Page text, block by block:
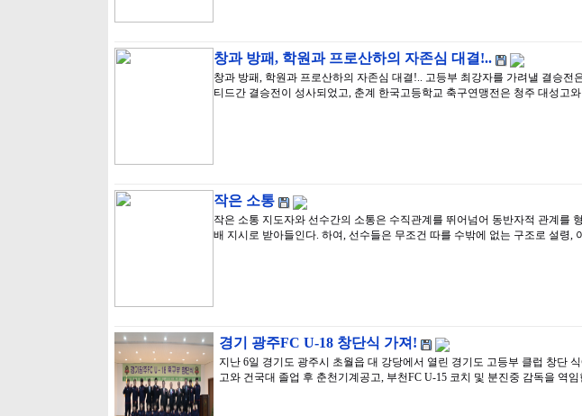
창과 방패, 학원과 프로산하의 자존심 대결!..
창과 방패, 학원과 프로산하의 자존심 대결!.. 고등부 최강자를 가려낼 결승
티드간 결승전이 성사되었고, 춘계 한국고등학교 축구연맹전은 청주 대성고
작은 소통
작은 소통 지도자와 선수간의 소통은 수직관계를 뛰어넘어 동반자적 관계를
배 지시로 받아들인다. 하여, 선수들은 무조건 따를 수밖에 없는 구조로 설령,
경기 광주FC U-18 창단식 가져!
지난 6일 경기도 광주시 초월읍 대 강당에서 열린 경기도 고등부 클럽 창단
고와 건국대 졸업 후 춘천기계공고, 부천FC U-15 코치 및 분진중 감독을 역